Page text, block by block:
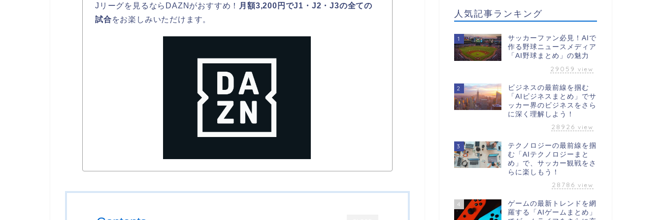
Jリーグを見るならDAZNがおすすめ！
月額3,200円でJ1・J2・J3の全ての
試合をお楽しみいただけます。
人気記事ランキング
1
サッカーファン必見！AIで
作る野球ニュースメディア
「AI野球まとめ」の魅力
29059 view
2
ビジネスの最前線を掴む
「AIビジネスまとめ」でサ
ッカー界のビジネスをさら
に深く理解しよう！
28926 view
3
テクノロジーの最前線を掴
む「AIテクノロジーまと
め」で、サッカー観戦をさ
らに楽しもう！
28786 view
4
ゲームの最新トレンドを網
羅する「AIゲームまとめ」